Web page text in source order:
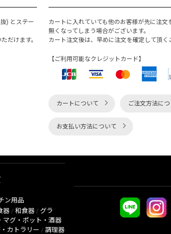
) とステー
だけます。
カートに入れていても他のお客様が先に注文
無くなってしまう場合がございます。
カート注文後は、早めに注文を確定して頂く
【ご利用可能なクレジットカード】
カートについて ご注文方法に
お支払い方法について
ン用品
器 / 和食器 / グラ
マグ・ポット・酒器
カトラリー / 調理器